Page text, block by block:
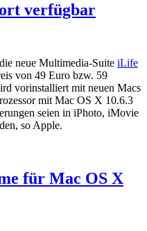
verfügbar
neue Multimedia-Suite iLife
von 49 Euro bzw. 59
vorinstalliert mit neuen Macs
mit Mac OS X 10.6.3
seien in iPhoto, iMovie
so Apple.
für Mac OS X